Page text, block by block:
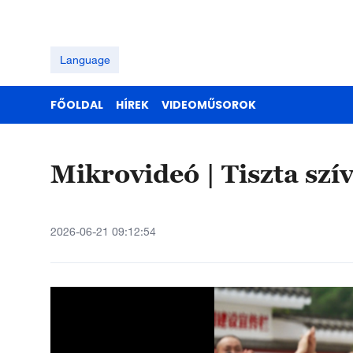
Language
FŐOLDAL HÍREK VIDEOMŰSOROK
Mikrovideó | Tiszta
2026-06-21 09:12:54